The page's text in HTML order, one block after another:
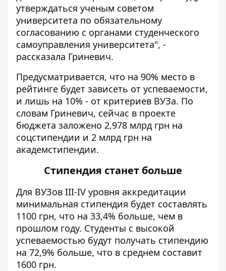
утверждаться ученым советом
университета по обязательному
согласованию с органами студенческого
самоуправления университета", -
рассказала Гриневич.
Предусматривается, что на 90% место в
рейтинге будет зависеть от успеваемости,
и лишь на 10% - от критериев ВУЗа. По
словам Гриневич, сейчас в проекте
бюджета заложено 2,978 млрд грн на
соцстипендии и 2 млрд грн на
академстипендии.
Стипендия станет больше
Для ВУЗов III-IV уровня аккредитации
минимальная стипендия будет составлять
1100 грн, что на 33,4% больше, чем в
прошлом году. Студенты с высокой
успеваемостью будут получать стипендию
на 72,9% больше, что в среднем составит
1600 грн.